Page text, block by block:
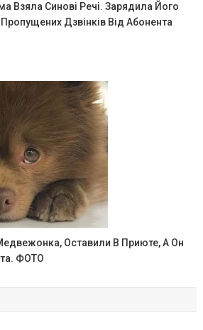
Взяла Синові Речі. Зарядила Його
Дзвінків Від Абонента
Оставили В Приюте, А Он
ФОТО